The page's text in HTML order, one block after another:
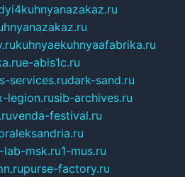
kuhnyaekuhnyaafabrika.ru
e-abis1c.ru
services.rudark-sand.ru
legion.rusib-archives.ru
venda-festival.ru
lab-msk.ru1-mus.ru
purse-factory.ru